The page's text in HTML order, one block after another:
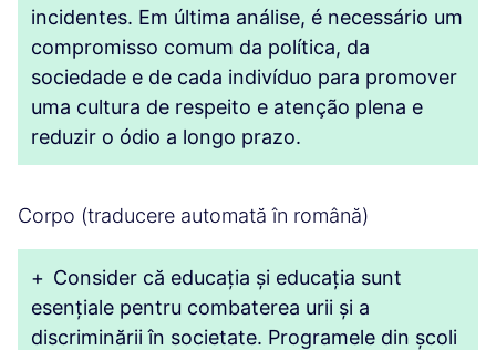
incidentes. Em última análise, é necessário um
compromisso comum da política, da
sociedade e de cada indivíduo para promover
uma cultura de respeito e atenção plena e
reduzir o ódio a longo prazo.
Corpo (traducere automată în română)
+ Consider că educația și educația sunt
esențiale pentru combaterea urii și a
discriminării în societate. Programele din școli